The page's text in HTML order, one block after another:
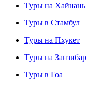
Туры на Хайнань
Туры в Стамбул
Туры на Пхукет
Туры на Занзибар
Туры в Гоа